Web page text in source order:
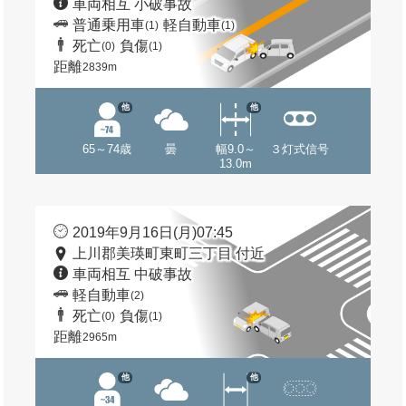
車両相互 小破事故
普通乗用車(1) 軽自動車(1)
死亡(0) 負傷(1)
距離2839m
65～74歳
他
曇
幅9.0～
13.0m
他
３灯式信号
2019年9月16日(月)07:45
上川郡美瑛町東町三丁目 付近
車両相互 中破事故
軽自動車(2)
死亡(0) 負傷(1)
距離2965m
他 他